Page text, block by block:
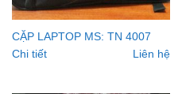
CẶP LAPTOP MS: TN 4007
Chi tiết
Liên hệ